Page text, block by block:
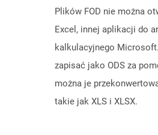
Plików FOD nie można
Excel, innej aplikacji do
kalkulacyjnego
zapisać jako ODS za
można je
takie jak XLS i XLSX.